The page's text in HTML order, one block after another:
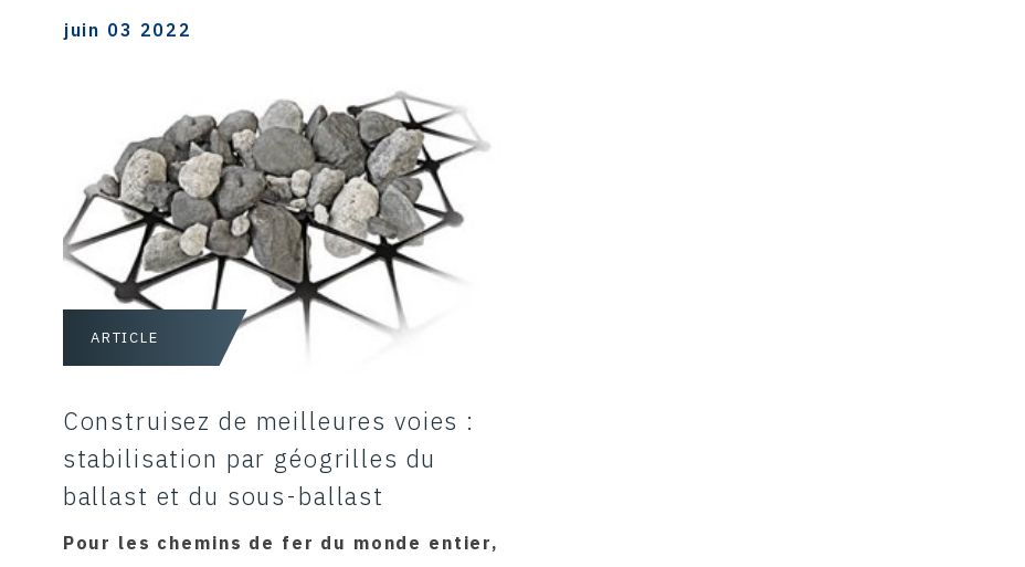
juin 03 2022
ARTICLE
Construisez de meilleures voies :
stabilisation par géogrilles du
ballast et du sous-ballast
Pour les chemins de fer du monde entier,